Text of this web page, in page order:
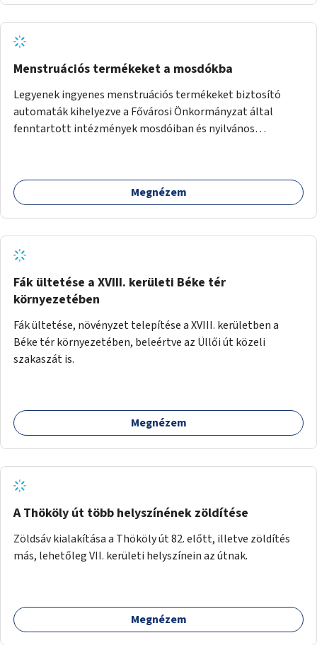
Menstruációs termékeket a mosdókba
Legyenek ingyenes menstruációs termékeket biztosító
automaták kihelyezve a Fővárosi Önkormányzat által
fenntartott intézmények mosdóiban és nyilvános
Megnézem
Fák ültetése a XVIII. kerületi Béke tér
környezetében
Fák ültetése, növényzet telepítése a XVIII. kerületben a
Béke tér környezetében, beleértve az Üllői út közeli
szakaszát is.
Megnézem
A Thököly út több helyszínének zöldítése
Zöldsáv kialakítása a Thököly út 82. előtt, illetve zöldítés
más, lehetőleg VII. kerületi helyszínein az útnak.
Megnézem